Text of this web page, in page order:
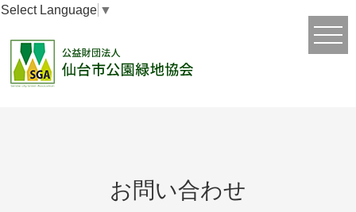
Select Language ▼
お問い合わせ